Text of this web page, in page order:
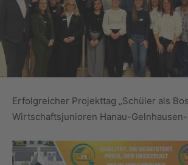
Erfolgreicher Projekttag „Schüler als
Wirtschaftsjunioren Hanau-